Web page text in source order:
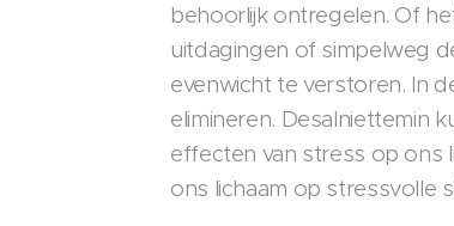
behoorlijk ontregelen. Of
uitdagingen of simpelweg
evenwicht te verstoren. In
elimineren. Desalniettemin
effecten van stress op ons
ons lichaam op stressvolle